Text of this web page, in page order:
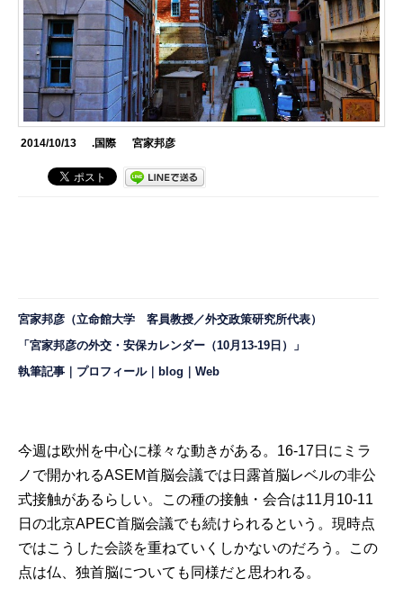
2014/10/13 .国際 宮家邦彦
宮家邦彦（立命館大学 客員教授／外交政策研究所代表）
「宮家邦彦の外交・安保カレンダー（10月13-19日）」
執筆記事
プロフィール｜ blog ｜Web
今週は欧州を中心に様々な動きがある。16-17日にミラ
ノで開かれるASEM首脳会議では日露首脳レベルの非公
式接触があるらしい。この種の接触・会合は11月10-11
日の北京APEC首脳会議でも続けられるという。現時点
ではこうした会談を重ねていくしかないのだろう。この
点は仏、独首脳についても同様だと思われる。